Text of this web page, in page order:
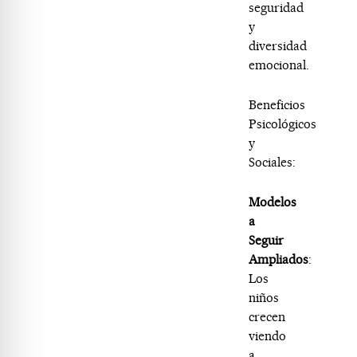
seguridad
y
diversidad
emocional.
Beneficios
Psicológicos
y
Sociales:
Modelos
a
Seguir
Ampliados:
Los
niños
crecen
viendo